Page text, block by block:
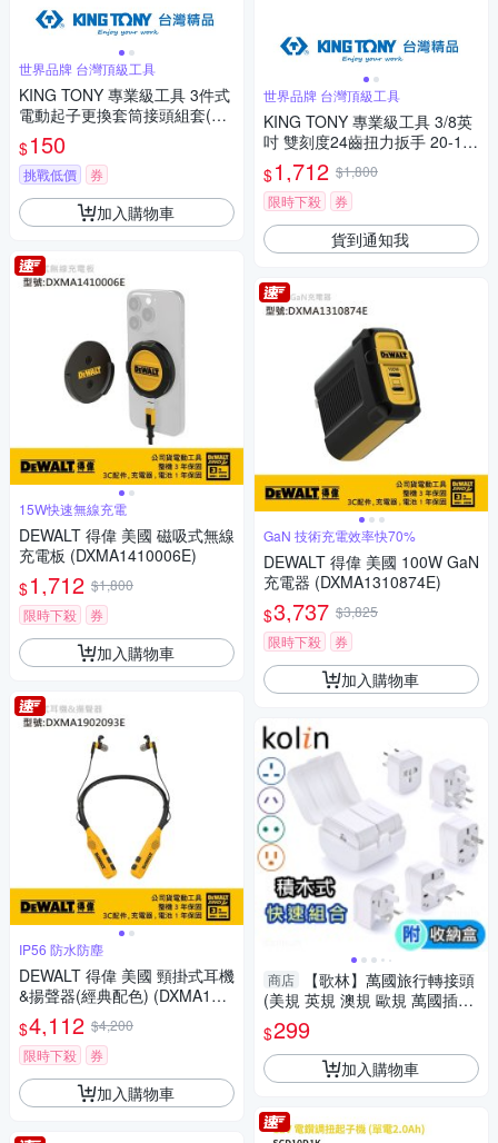
世界品牌 台灣頂級工具
KING TONY 專業級工具 3件式
電動起子更換套筒接頭組套(鋼
珠型) (9103PR)
$150
挑戰低價 券
加入購物車
15W快速無線充電
DEWALT 得偉 美國 磁吸式無線
充電板 (DXMA1410006E)
$1,712 $1,800
限時下殺
券
加入購物車
IP56 防水防塵
DEWALT 得偉 美國 頸掛式耳機
&揚聲器(經典配色) (DXMA190
2093E)
$4,112 $4,200
限時下殺
券
加入購物車
世界品牌 台灣頂級工具
KING TONY 專業級工具 3/8英
吋 雙刻度24齒扭力扳手 20-11
0Nm (34323-2A)
$1,712 $1,800
限時下殺
券
貨到通知我
GaN 技術充電效率快70%
DEWALT 得偉 美國 100W GaN
充電器 (DXMA1310874E)
$3,737 $3,825
限時下殺
券
加入購物車
商店
【歌林】萬國旅行轉接頭
(美規 英規 澳規 歐規 萬國插頭
全球通用 旅行轉換插頭)
$299
加入購物車